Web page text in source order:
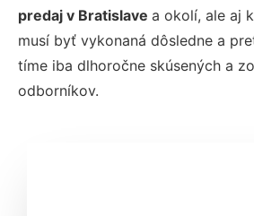
predaj v Bratislave a okolí, ale aj
musí byť vykonaná dôsledne a
tíme iba dlhoročne skúsených a
odborníkov.